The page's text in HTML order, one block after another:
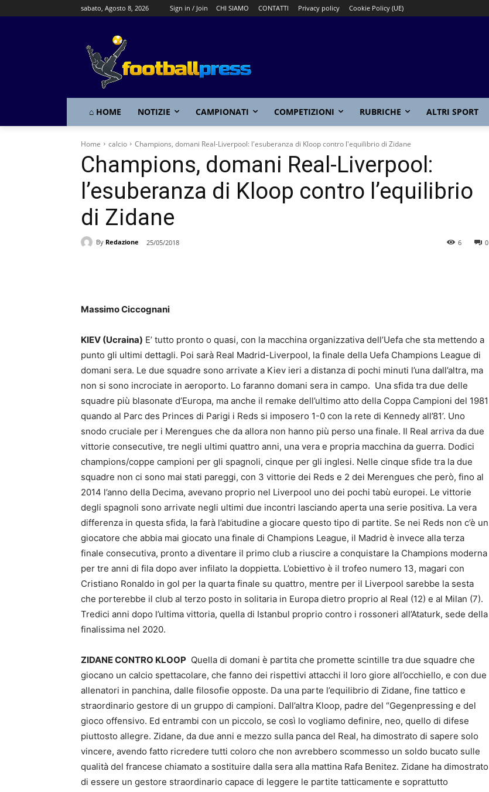
sabato, Agosto 8, 2026 Sign in / Join CHI SIAMO CONTATTI Privacy policy Cookie Policy (UE)
⌂ HOME NOTIZIE CAMPIONATI COMPETIZIONI RUBRICHE ALTRI SPORT
Home calcio Champions, domani Real-Liverpool: l'esuberanza di Kloop contro l'equilibrio di Zidane
Champions, domani Real-Liverpool:
l’esuberanza di Kloop contro l’equilibrio
di Zidane
By Redazione 25/05/2018 0
6
Massimo Ciccognani
KIEV (Ucraina) E’ tutto pronto o quasi, con la macchina organizzativa dell’Uefa che sta mettendo a
punto gli ultimi dettagli. Poi sarà Real Madrid-Liverpool, la finale della Uefa Champions League di
domani sera. Le due squadre sono arrivate a Kiev ieri a distanza di pochi minuti l’una dall’altra, ma
non si sono incrociate in aeroporto. Lo faranno domani sera in campo. Una sfida tra due delle
squadre più blasonate d’Europa, ma anche il remake dell’ultimo atto della Coppa Campioni del 1981
quando al Parc des Princes di Parigi i Reds si imposero 1-0 con la rete di Kennedy all’81’. Uno
snodo cruciale per i Merengues che da allora non hanno più perso una finale. Il Real arriva da due
vittorie consecutive, tre negli ultimi quattro anni, una vera e propria macchina da guerra. Dodici
champions/coppe campioni per gli spagnoli, cinque per gli inglesi. Nelle cinque sfide tra la due
squadre non ci sono mai stati pareggi, con 3 vittorie dei Reds e 2 dei Merengues che però, fino al
2014 l’anno della Decima, avevano proprio nel Liverpool uno dei pochi tabù europei. Le vittorie
degli spagnoli sono arrivate negli ultimi due incontri lasciando aperta una serie positiva. La vera
differenza in questa sfida, la farà l’abitudine a giocare questo tipo di partite. Se nei Reds non c’è un
giocatore che abbia mai giocato una finale di Champions League, il Madrid è invece alla terza
finale consecutiva, pronto a diventare il primo club a riuscire a conquistare la Champions moderna
per tre anni di fila dopo aver infilato la doppietta. L’obiettivo è il trofeo numero 13, magari con
Cristiano Ronaldo in gol per la quarta finale su quattro, mentre per il Liverpool sarebbe la sesta
che porterebbe il club al terzo posto in solitaria in Europa dietro proprio al Real (12) e al Milan (7).
Tredici anni dopo l’ultima vittoria, quella di Istanbul proprio contro i rossoneri all’Ataturk, sede della
finalissima nel 2020.
ZIDANE CONTRO KLOOP Quella di domani è partita che promette scintille tra due squadre che
giocano un calcio spettacolare, che fanno dei rispettivi attacchi il loro giore all’occhiello, e con due
allenatori in panchina, dalle filosofie opposte. Da una parte l’equilibrio di Zidane, fine tattico e
straordinario gestore di un gruppo di campioni. Dall’altra Kloop, padre del “Gegenpressing e del
gioco offensivo. Ed entrambi con un piccolo, se così lo vogliamo definire, neo, quello di difese
piuttosto allegre. Zidane, da due anni e mezzo sulla panca del Real, ha dimostrato di sapere solo
vincere, avendo fatto ricredere tutti coloro che non avrebbero scommesso un soldo bucato sulle
qualità del francese chiamato a sostituire dalla sera alla mattina Rafa Benitez. Zidane ha dimostrato
di essere un gestore straordinario capace di leggere le partite tatticamente e soprattutto